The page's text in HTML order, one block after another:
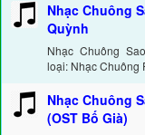
Nhạc Chuông
Quỳnh
Nhạc Chuông
loại: Nhạc Chuông
Nhạc Chuông
(OST Bố Già)